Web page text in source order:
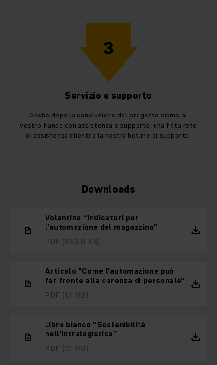
3
Servizio e supporto
Anche dopo la conclusione del progetto siamo al
vostro fianco con assistenza e supporto, una fitta rete
di assistenza clienti e la nostra hotline di supporto.
Downloads
Volantino “Indicatori per
l’automazione del magazzino”
PDF (853.8 KB)
Articolo "Come l'automazione può
far fronte alla carenza di personale"
PDF (1.1 MB)
Libro bianco “Sostenibilità
nell’intralogistica”
PDF (7.1 MB)